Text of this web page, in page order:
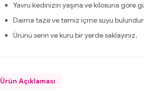
Yavru kedinizin yaşına ve kilosuna göre
Daima taze ve temiz içme suyu
Ürünü serin ve kuru bir yerde saklayınız.
Ürün Açıklaması